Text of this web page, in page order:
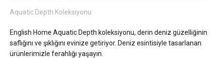
Aquatic Depth Koleksiyonu
English Home Aquatic Depth koleksiyonu, derin deniz güzelliğinin
saflığını ve şıklığını evinize getiriyor. Deniz esintisiyle tasarlanan
ürünlerimizle ferahlığı yaşayın.